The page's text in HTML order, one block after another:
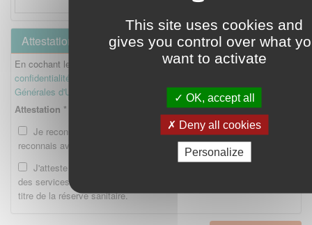
This site uses cookies and
gives you control over what
want to activate
OK, accept all
Deny all cookies
Personalize
Attestation
En cochant les cases ci-dessous, je reconnais avoir lu laPolitique de
confidentialité
Générales d'Utilisation
Attestation *
Je reconnais avoir lu la Politique de confidentialité et je
reconnais avoir lu et accepté les CGU.
J'atteste être enregistré en tant qu'Etudiant ou Interne auprès
des services compétents de l'Ordre national des pharmaciens au
titre de la réserve sanitaire.